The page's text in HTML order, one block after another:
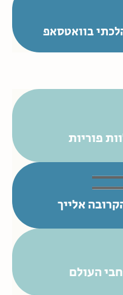
בוואטסאפ
פוריות
אלייך
העולם